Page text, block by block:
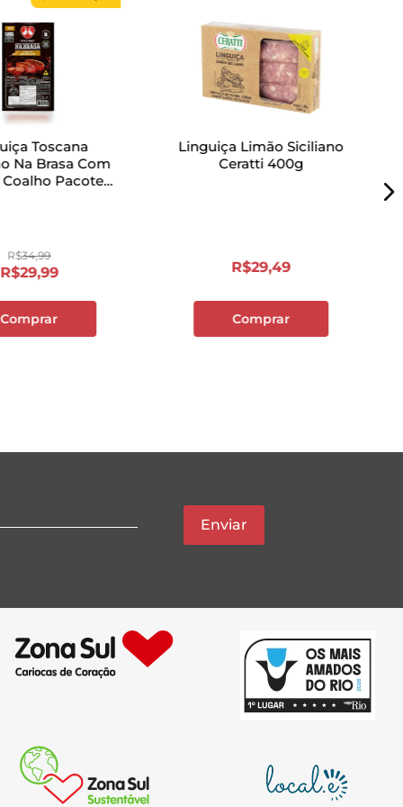
Toscana
Na Brasa Com
Pacote
R$34,99
R$29,99
Comprar
Linguiça Limão Siciliano
Ceratti 400g
R$29,49
Comprar
Enviar